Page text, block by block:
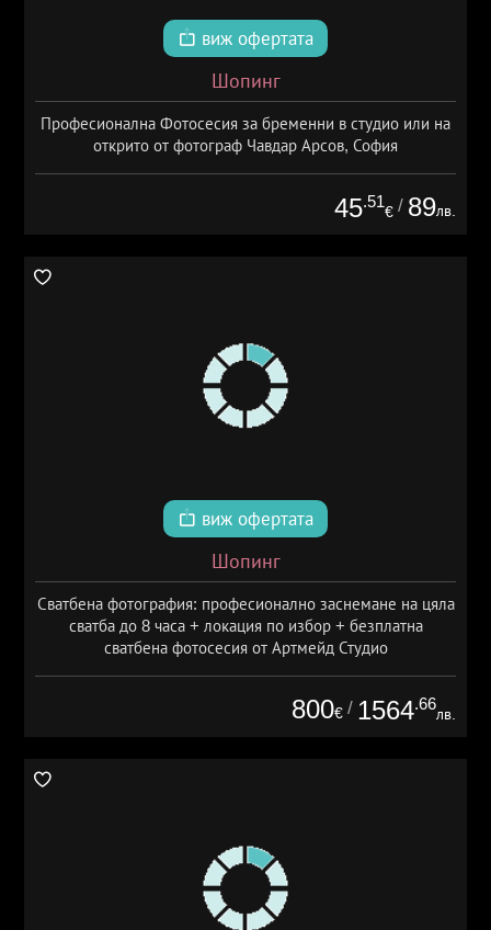
виж офертата
Шопинг
Професионална Фотосесия за бременни в студио или на
открито от фотограф Чавдар Арсов, София
45.51
€ / 89лв.
виж офертата
Шопинг
Сватбена фотография: професионално заснемане на цяла
сватба до 8 часа + локация по избор + безплатна
сватбена фотосесия от Артмейд Студио
800€ / 1564.66
лв.